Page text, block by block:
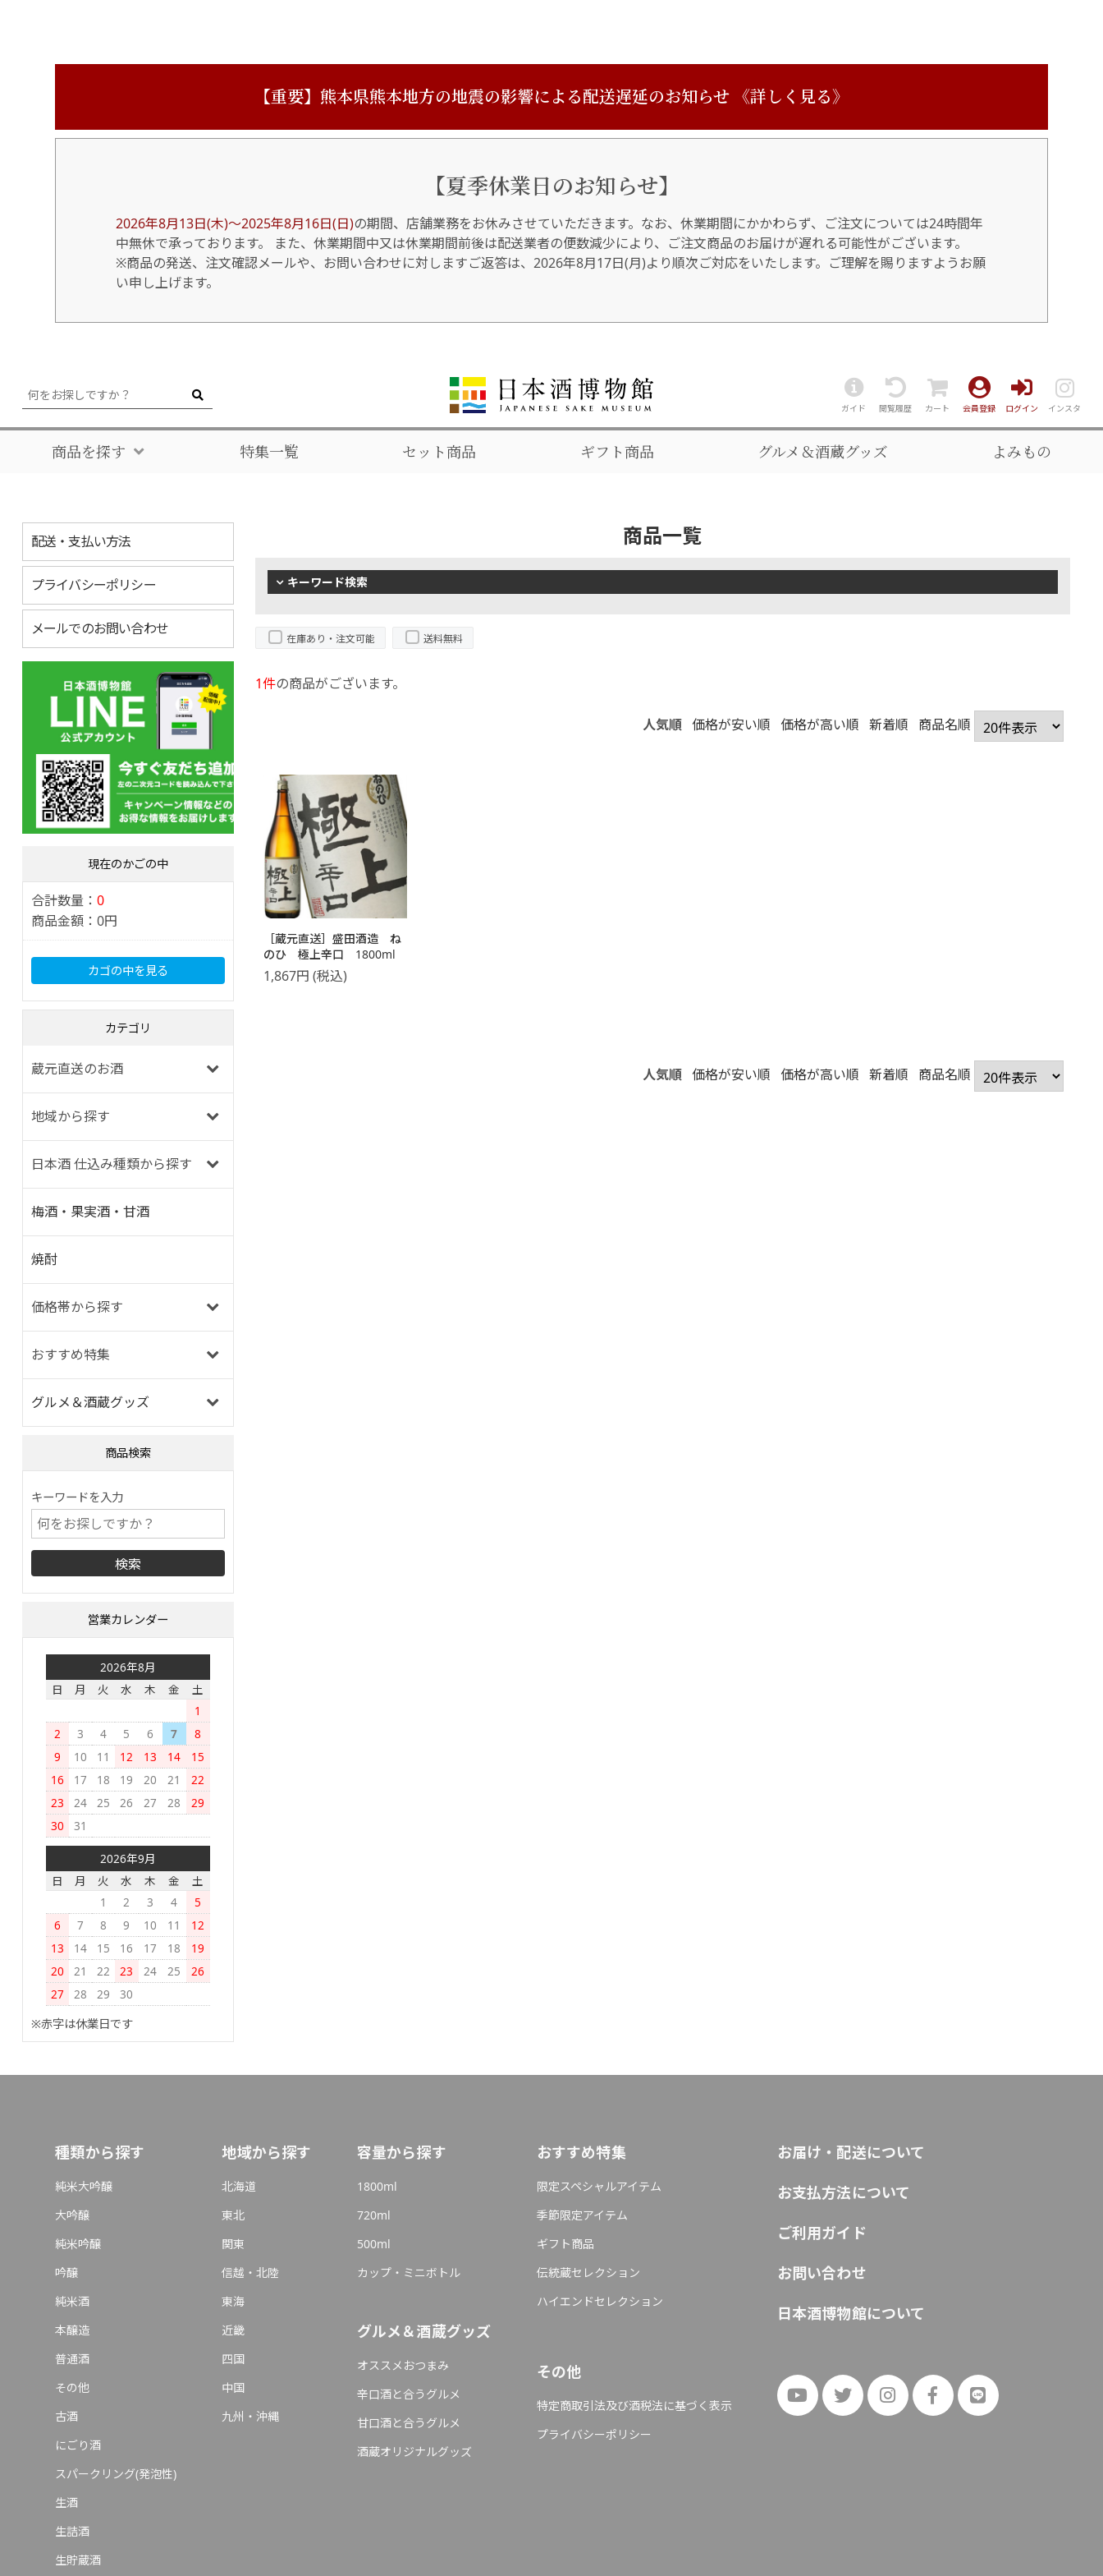
【重要】熊本県熊本地方の地震の影響による配送遅延のお知らせ 《詳しく見る》
【夏季休業日のお知らせ】
2026年8月13日(木)～2025年8月16日(日)の期間、店舗業務をお休みさせていただきます。なお、休業期間にかかわらず、ご注文については24時間年
中無休で承っております。 また、休業期間中又は休業期間前後は配送業者の便数減少により、ご注文商品のお届けが遅れる可能性がございます。
※商品の発送、注文確認メールや、お問い合わせに対しますご返答は、2026年8月17日(月)より順次ご対応をいたします。ご理解を賜りますようお願
い申し上げます。
ガイド 閲覧履歴 カート 会員登録 ログイン インスタ
商品を探す 特集一覧 セット商品 ギフト商品 グルメ＆酒蔵グッズ よみもの
配送・支払い方法
プライバシーポリシー
メールでのお問い合わせ
現在のかごの中
合計数量： 0
商品金額： 0円
カゴの中を見る
カテゴリ
蔵元直送のお酒
地域から探す
日本酒 仕込み種類から探す
梅酒・果実酒・甘酒
焼酎
価格帯から探す
おすすめ特集
グルメ＆酒蔵グッズ
商品検索
キーワードを入力
営業カレンダー
2026年8月
日
月 火 水 木 金
土
1
2
3 4 5 6 7
8
9
10 11 12 13 14
15
16
17 18 19 20 21
22
23
24 25 26 27 28
29
30
31
2026年9月
日
月 火 水 木 金
土
1
2 3 4
5
6
7 8 9 10 11
12
13
14 15 16 17 18
19
20
21 22 23 24 25
26
27
28 29
30
※赤字は休業日です
商品一覧
キーワード検索
在庫あり・注文可能 送料無料
1件の商品がございます。
人気順 価格が安い順 価格が高い順 新着順 商品名順
［蔵元直送］盛田酒造 ね
のひ 極上辛口 1800ml
1,867円 (税込)
人気順 価格が安い順 価格が高い順 新着順 商品名順
種類から探す
純米大吟醸
大吟醸
純米吟醸
吟醸
純米酒
本醸造
普通酒
その他
古酒
にごり酒
スパークリング(発泡性)
生酒
生詰酒
生貯蔵酒
地域から探す
北海道
東北
関東
信越・北陸
東海
近畿
四国
中国
九州・沖縄
容量から探す
1800ml
720ml
500ml
カップ・ミニボトル
グルメ＆酒蔵グッズ
オススメおつまみ
辛口酒と合うグルメ
甘口酒と合うグルメ
酒蔵オリジナルグッズ
おすすめ特集
限定スペシャルアイテム
季節限定アイテム
ギフト商品
伝統蔵セレクション
ハイエンドセレクション
その他
特定商取引法及び酒税法に基づく表示
プライバシーポリシー
お届け・配送について
お支払方法について
ご利用ガイド
お問い合わせ
日本酒博物館について